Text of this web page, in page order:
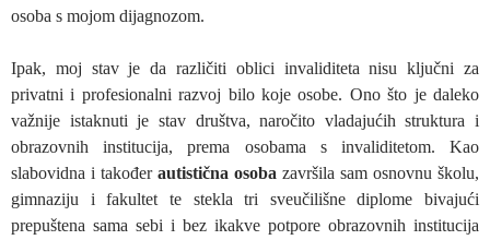
osoba s mojom dijagnozom.
Ipak, moj stav je da različiti oblici invaliditeta nisu ključni za
privatni i profesionalni razvoj bilo koje osobe. Ono što je daleko
važnije istaknuti je stav društva, naročito vladajućih struktura i
obrazovnih institucija, prema osobama s invaliditetom. Kao
slabovidna i također autistična osoba završila sam osnovnu školu,
gimnaziju i fakultet te stekla tri sveučilišne diplome bivajući
prepuštena sama sebi i bez ikakve potpore obrazovnih institucija